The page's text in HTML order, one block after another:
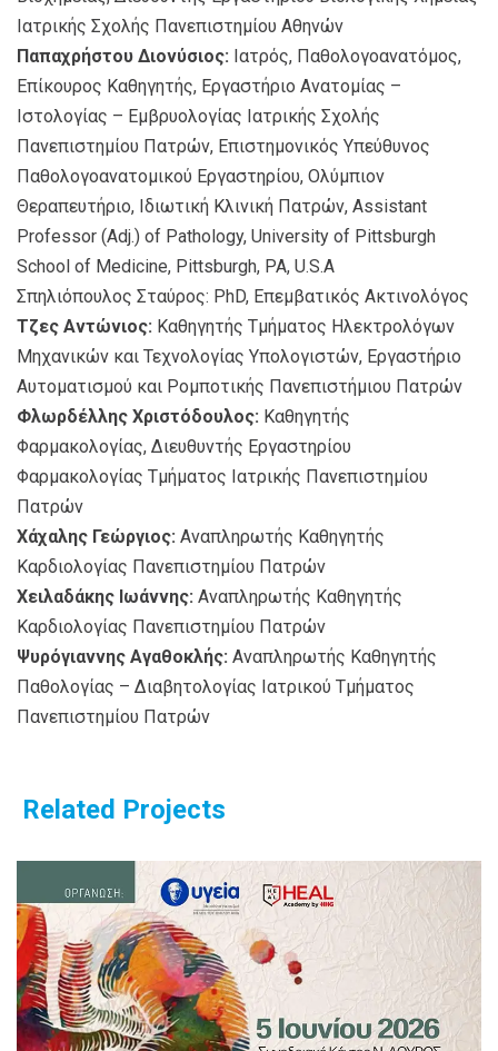
Ιατρικής Σχολής Πανεπιστημίου Αθηνών
Παπαχρήστου Διονύσιος: Ιατρός, Παθολογοανατόμος,
Επίκουρος Καθηγητής, Εργαστήριο Ανατομίας –
Ιστολογίας – Εμβρυολογίας Ιατρικής Σχολής
Πανεπιστημίου Πατρών, Επιστημονικός Υπεύθυνος
Παθολογοανατομικού Εργαστηρίου, Ολύμπιον
Θεραπευτήριο, Ιδιωτική Κλινική Πατρών, Assistant
Professor (Adj.) of Pathology, University of Pittsburgh
School of Medicine, Pittsburgh, PA, U.S.A
Σπηλιόπουλος Σταύρος: PhD, Επεμβατικός Ακτινολόγος
Τζες Αντώνιος: Kαθηγητής Τμήματος Ηλεκτρολόγων
Μηχανικών και Τεχνολογίας Υπολογιστών, Εργαστήριο
Αυτοματισμού και Ρομποτικής Πανεπιστήμιου Πατρών
Φλωρδέλλης Χριστόδουλος: Καθηγητής
Φαρμακολογίας, Διευθυντής Εργαστηρίου
Φαρμακολογίας Τμήματος Ιατρικής Πανεπιστημίου
Πατρών
Χάχαλης Γεώργιος: Aναπληρωτής Καθηγητής
Καρδιολογίας Πανεπιστημίου Πατρών
Χειλαδάκης Ιωάννης: Aναπληρωτής Καθηγητής
Καρδιολογίας Πανεπιστημίου Πατρών
Ψυρόγιαννης Αγαθοκλής: Αναπληρωτής Καθηγητής
Παθολογίας – Διαβητολογίας Ιατρικού Τμήματος
Πανεπιστημίου Πατρών
Related Projects